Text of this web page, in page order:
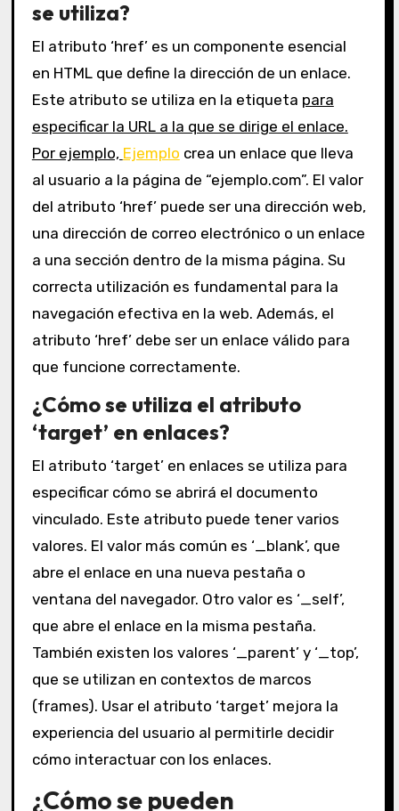
se utiliza?
El atributo ‘href’ es un componente esencial
en HTML que define la dirección de un enlace.
Este atributo se utiliza en la etiqueta para
especificar la URL a la que se dirige el enlace.
Por ejemplo, Ejemplo crea un enlace que lleva
al usuario a la página de “ejemplo.com”. El valor
del atributo ‘href’ puede ser una dirección web,
una dirección de correo electrónico o un enlace
a una sección dentro de la misma página. Su
correcta utilización es fundamental para la
navegación efectiva en la web. Además, el
atributo ‘href’ debe ser un enlace válido para
que funcione correctamente.
¿Cómo se utiliza el atributo
‘target’ en enlaces?
El atributo ‘target’ en enlaces se utiliza para
especificar cómo se abrirá el documento
vinculado. Este atributo puede tener varios
valores. El valor más común es ‘_blank’, que
abre el enlace en una nueva pestaña o
ventana del navegador. Otro valor es ‘_self’,
que abre el enlace en la misma pestaña.
También existen los valores ‘_parent’ y ‘_top’,
que se utilizan en contextos de marcos
(frames). Usar el atributo ‘target’ mejora la
experiencia del usuario al permitirle decidir
cómo interactuar con los enlaces.
¿Cómo se pueden